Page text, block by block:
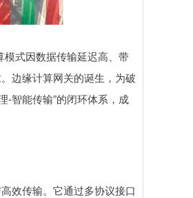
式因数据传输延迟高、带
边缘计算网关的诞生，为破
-智能传输”的闭环体系，成
效传输。它通过多协议接口